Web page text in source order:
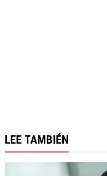
LEE TAMBIÉN